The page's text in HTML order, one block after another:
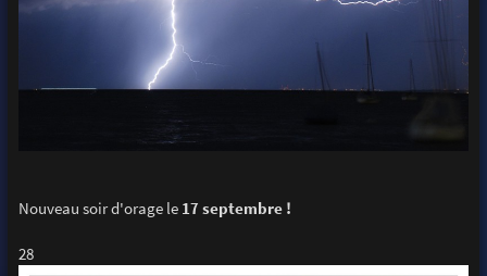
Nouveau soir d'orage le 17 septembre !
28